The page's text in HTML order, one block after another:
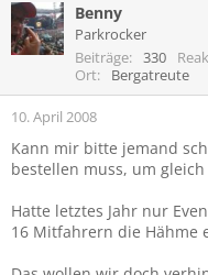
Benny
Parkrocker
Beiträge
330
Ort
Bergatreute
10. April 2008
Kann mir bitte jemand
bestellen muss, um
Hatte letztes Jahr nur
16 Mitfahrern die Hähme